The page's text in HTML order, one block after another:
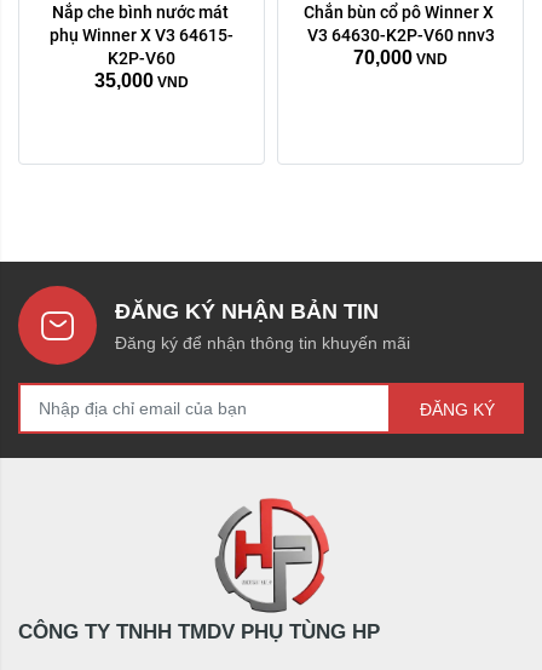
Nắp che bình nước mát
phụ Winner X V3 64615-
K2P-V60
35,000 VND
Chắn bùn cổ pô Winner X
V3 64630-K2P-V60 nnv3
70,000 VND
ĐĂNG KÝ NHẬN BẢN TIN
Đăng ký để nhận thông tin khuyến mãi
ĐĂNG KÝ
CÔNG TY TNHH TMDV PHỤ TÙNG HP